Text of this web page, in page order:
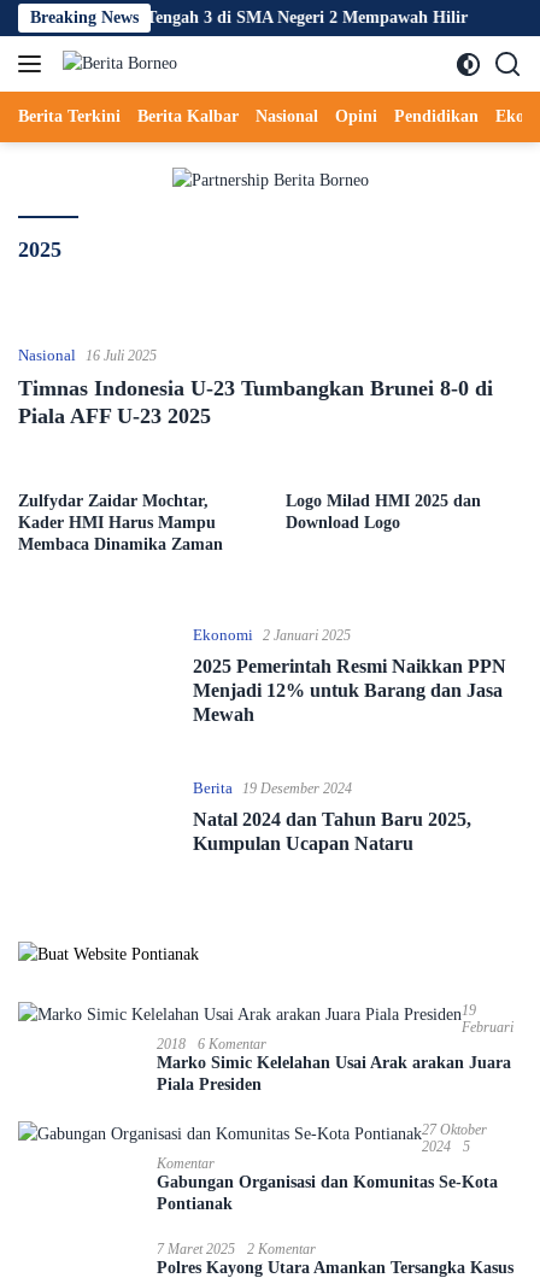
Langsung
ke
konten
Breaking NewsKKL Tengah 3 di SMA Negeri 2 Mempawah Hilir
Berita Terkini Berita Kalbar Nasional Opini Pendidikan
2025
Nasional 16 Juli 2025
Timnas Indonesia U-23 Tumbangkan Brunei 8-0 di
Piala AFF U-23 2025
Zulfydar Zaidar Mochtar,
Kader HMI Harus Mampu
Membaca Dinamika Zaman
Logo Milad HMI 2025 dan
Download Logo
Ekonomi 2 Januari 2025
2025 Pemerintah Resmi Naikkan PPN
Menjadi 12% untuk Barang dan Jasa
Mewah
Berita 19 Desember 2024
Natal 2024 dan Tahun Baru 2025,
Kumpulan Ucapan Nataru
19
Februari
2018
6 Komentar
Marko Simic Kelelahan Usai Arak arakan Juara
Piala Presiden
27 Oktober
2024
5
Komentar
Gabungan Organisasi dan Komunitas Se-Kota
Pontianak
7 Maret 2025 2 Komentar
Polres Kayong Utara Amankan Tersangka Kasus